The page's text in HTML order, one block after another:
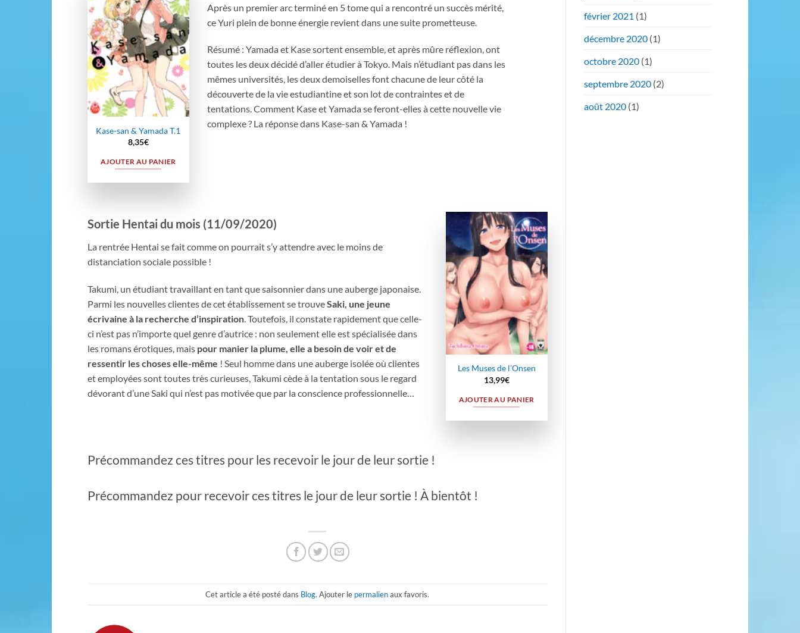
Ajouter
à la
wishlist
Kase-san & Yamada T.1
8,35€
AJOUTER AU PANIER
Après un premier arc terminé en 5 tome qui a rencontré un succès mérité,
ce Yuri plein de bonne énergie revient dans une suite prometteuse.
Résumé : Yamada et Kase sortent ensemble, et après mûre réflexion, ont
toutes les deux décidé d’aller étudier à Tokyo. Mais n’étudiant pas dans les
mêmes universités, les deux demoiselles font chacune de leur côté la
découverte de la vie estudiantine et son lot de contraintes et de
tentations. Comment Kase et Yamada se feront-elles à cette nouvelle vie
complexe ? La réponse dans Kase-san & Yamada !
Sortie Hentai du mois (11/09/2020)
La rentrée Hentai se fait comme on pourrait s’y attendre avec le moins de
distanciation sociale possible !
Takumi, un étudiant travaillant en tant que saisonnier dans une auberge japonaise.
Parmi les nouvelles clientes de cet établissement se trouveSaki, une jeune
écrivaine à la recherche d’inspiration. Toutefois, il constate rapidement que celle-
ci n’est pas n’importe quel genre d’autrice : non seulement elle est spécialisée dans
les romans érotiques, mais pour manier la plume, elle a besoin de voir et de
ressentir les choses elle-même ! Seul homme dans une auberge isolée où clientes
et employées sont toutes très curieuses, Takumi cède à la tentation sous le regard
dévorant d’une Saki qui n’est pas motivée que par la conscience professionnelle…
Ajouter
à la
wishlist
Les Muses de l’Onsen
13,99€
AJOUTER AU PANIER
Précommandez ces titres pour les recevoir le jour de leur sortie !
Précommandez pour recevoir ces titres le jour de leur sortie ! À bientôt !
Cet article a été posté dans Blog. Ajouter le permalienaux favoris.
février 2021 (1)
décembre 2020(1)
octobre 2020(1)
septembre 2020(2)
août 2020(1)